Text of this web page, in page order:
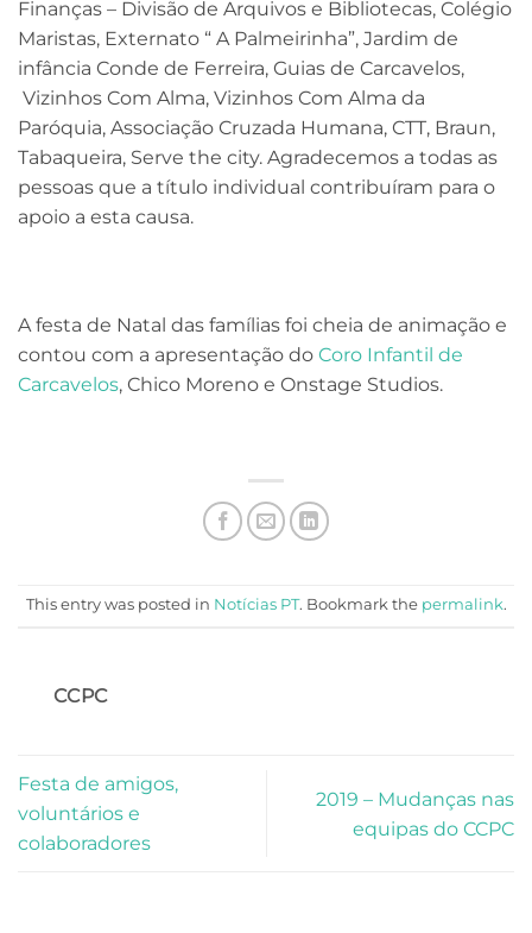
Finanças – Divisão de Arquivos e Bibliotecas, Colégio
Maristas, Externato “ A Palmeirinha”, Jardim de
infância Conde de Ferreira, Guias de Carcavelos,
Vizinhos Com Alma, Vizinhos Com Alma da
Paróquia, Associação Cruzada Humana, CTT, Braun,
Tabaqueira, Serve the city. Agradecemos a todas as
pessoas que a título individual contribuíram para o
apoio a esta causa.
A festa de Natal das famílias foi cheia de animação e
contou com a apresentação do Coro Infantil de
Carcavelos, Chico Moreno e Onstage Studios.
This entry was posted in Notícias PT. Bookmark the permalink.
CCPC
Festa de amigos,
voluntários e
colaboradores
2019 – Mudanças nas
equipas do CCPC